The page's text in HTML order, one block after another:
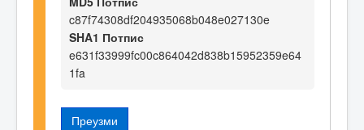
c87f74308df204935068b048e027130e
SHA1 Потпис
e631f33999fc00c864042d838b15952359e64
1fa
Преузми